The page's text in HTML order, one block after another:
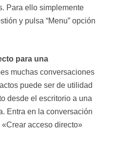
Para ello simplemente
y pulsa “Menu” opción
para una
muchas conversaciones
puede ser de utilidad
desde el escritorio a una
Entra en la conversación
acceso directo»